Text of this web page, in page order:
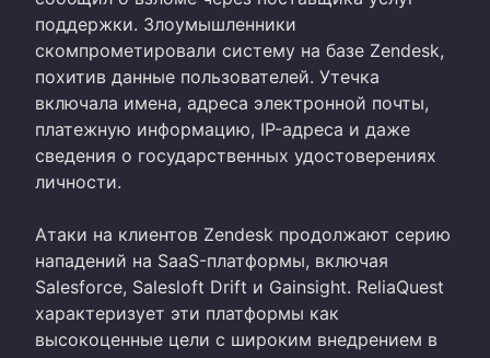
поддержки. Злоумышленники
скомпрометировали систему на базе Zendesk,
похитив данные пользователей. Утечка
включала имена, адреса электронной почты,
платежную информацию, IP-адреса и даже
сведения о государственных удостоверениях
личности.
Атаки на клиентов Zendesk продолжают серию
нападений на SaaS-платформы, включая
Salesforce, Salesloft Drift и Gainsight. ReliaQuest
характеризует эти платформы как
высокоценные цели с широким внедрением в